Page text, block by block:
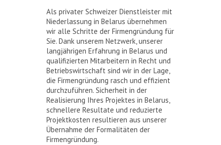
Als privater Schweizer Dienstleister mit
Niederlassung in Belarus übernehmen
wir alle Schritte der Firmengründung für
Sie. Dank unserem Netzwerk, unserer
langjährigen Erfahrung in Belarus und
qualifizierten Mitarbeitern in Recht und
Betriebswirtschaft sind wir in der Lage,
die Firmengründung rasch und effizient
durchzuführen. Sicherheit in der
Realisierung Ihres Projektes in Belarus,
schnellere Resultate und reduzierte
Projektkosten resultieren aus unserer
Übernahme der Formalitäten der
Firmengründung.